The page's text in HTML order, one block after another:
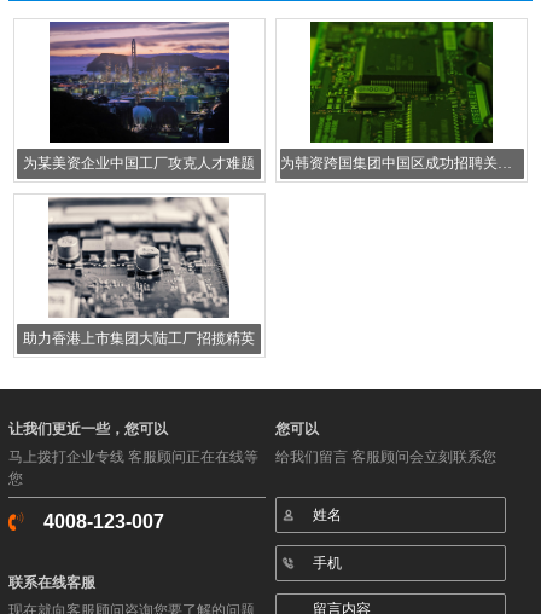
为某美资企业中国工厂攻克人才难题 为韩资跨国集团中国区成功招聘关键人才
助力香港上市集团大陆工厂招揽精英
让我们更近一些，您可以
马上拨打企业专线 客服顾问正在在线等
您
4008-123-007
联系在线客服
现在就向客服顾问咨询您要了解的问题
您可以
给我们留言 客服顾问会立刻联系您